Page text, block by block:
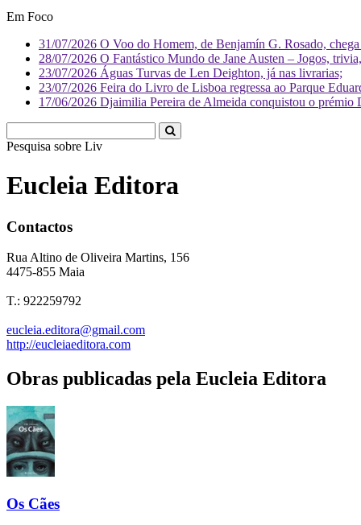
Em Foco
31/07/2026 O Voo do Homem, de Benjamín G. Rosado,
28/07/2026 O Fantástico Mundo de Jane Austen – Jogos,
23/07/2026 Águas Turvas de Len Deighton, já nas livrarias;
23/07/2026 Feira do Livro de Lisboa regressa ao Parque
17/06/2026 Djaimilia Pereira de Almeida conquistou o
Pesquisa sobre Literatura
Eucleia Editora
Contactos
Rua Altino de Oliveira Martins, 156
4475-855 Maia
T.: 922259792
eucleia.editora@gmail.com
http://eucleiaeditora.com
Obras publicadas pela Eucleia Editora
Os Cães